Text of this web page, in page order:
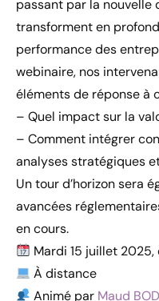
passant par la nouvelle
transforment en
performance des
webinaire, nos
éléments de réponse à
– Quel impact sur la
– Comment intégrer
analyses stratégiques
Un tour d’horizon sera
avancées
en cours.
Mardi 15 juillet 2025,
À distance
Animé par Maud